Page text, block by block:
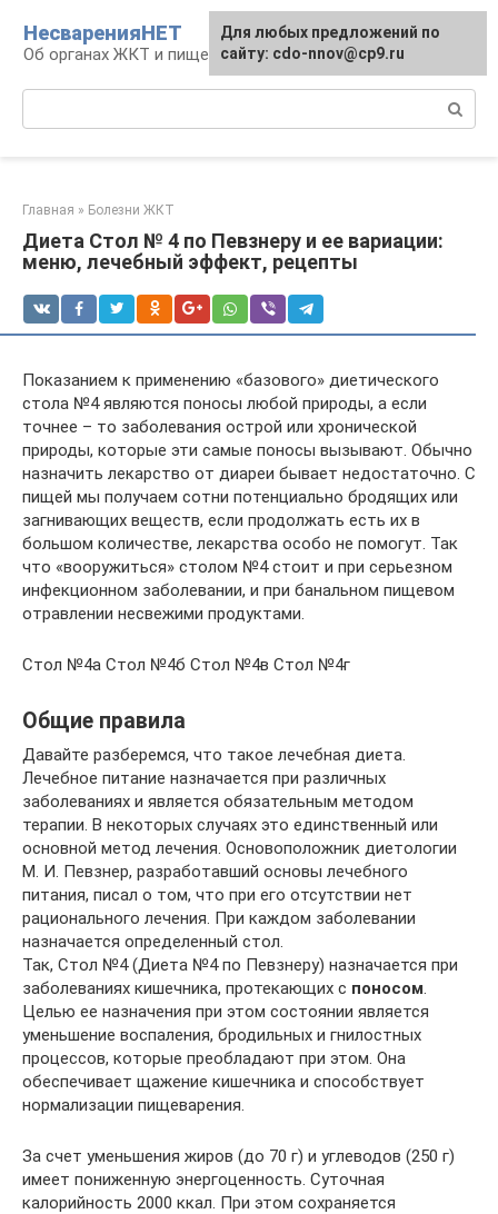
контенту
НесваренияНЕТ
Об органах ЖКТ и пищеварении
Главная » Болезни ЖКТ
Диета Стол № 4 по Певзнеру и ее вариации:
меню, лечебный эффект, рецепты
Показанием к применению «базового» диетического
стола №4 являются поносы любой природы, а если
точнее – то заболевания острой или хронической
природы, которые эти самые поносы вызывают. Обычно
назначить лекарство от диареи бывает недостаточно. С
пищей мы получаем сотни потенциально бродящих или
загнивающих веществ, если продолжать есть их в
большом количестве, лекарства особо не помогут. Так
что «вооружиться» столом №4 стоит и при серьезном
инфекционном заболевании, и при банальном пищевом
отравлении несвежими продуктами.
Стол №4а Стол №4б Стол №4в Стол №4г
Общие правила
Давайте разберемся, что такое лечебная диета.
Лечебное питание назначается при различных
заболеваниях и является обязательным методом
терапии. В некоторых случаях это единственный или
основной метод лечения. Основоположник диетологии
М. И. Певзнер, разработавший основы лечебного
питания, писал о том, что при его отсутствии нет
рационального лечения. При каждом заболевании
назначается определенный стол.
Так, Стол №4 (Диета №4 по Певзнеру) назначается при
заболеваниях кишечника, протекающих с поносом.
Целью ее назначения при этом состоянии является
уменьшение воспаления, бродильных и гнилостных
процессов, которые преобладают при этом. Она
обеспечивает щажение кишечника и способствует
нормализации пищеварения.
За счет уменьшения жиров (до 70 г) и углеводов (250 г)
имеет пониженную энергоценность. Суточная
калорийность 2000 ккал. При этом сохраняется
Для любых предложений по
сайту: cdo-nnov@cp9.ru